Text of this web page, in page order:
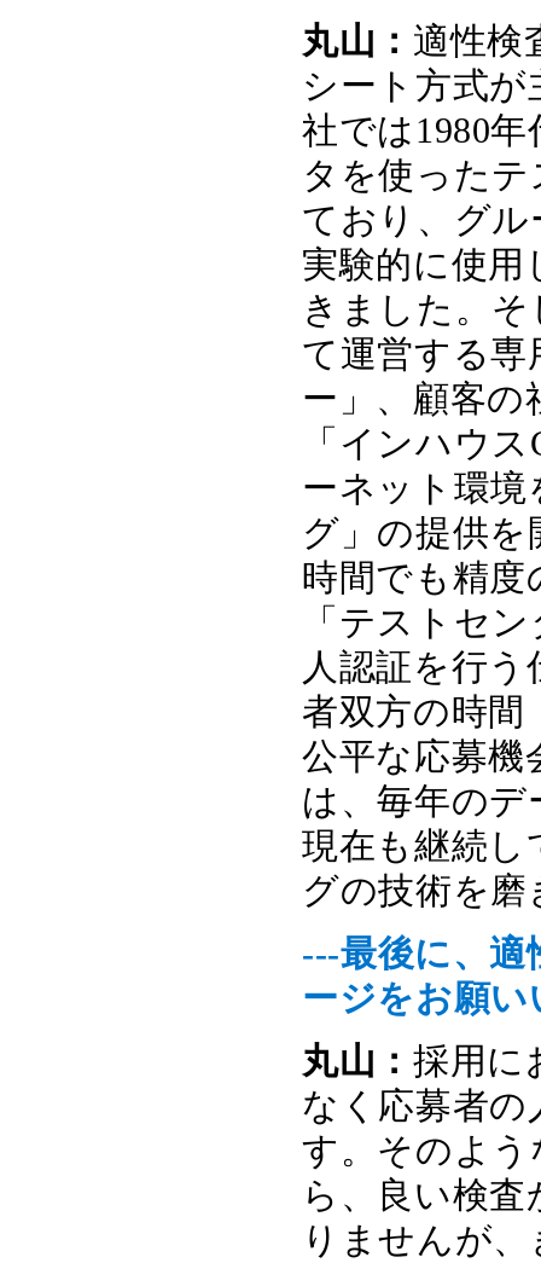
丸山： 適性検
シート方式
社では1980
タを使った
ており、グ
実験的に使用
きました。
て運営する
ー」、顧客
「インハウ
ーネット環境
グ」の提供を
時間でも精
「テストセ
人認証を行
者双方の時間
公平な応募機
は、毎年の
現在も継続
グの技術を
---最後に、適
ージをお願
丸山： 採用に
なく応募者
す。そのよう
ら、良い検
りませんが